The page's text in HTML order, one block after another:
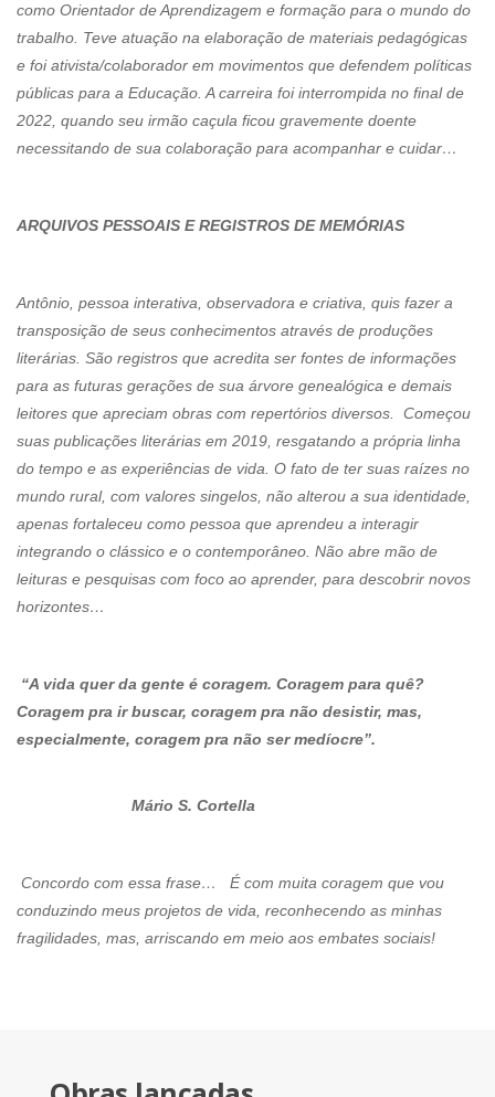
como Orientador de Aprendizagem e formação para o mundo do
trabalho. Teve atuação na elaboração de materiais pedagógicas
e foi ativista/colaborador em movimentos que defendem políticas
públicas para a Educação. A carreira foi interrompida no final de
2022, quando seu irmão caçula ficou gravemente doente
necessitando de sua colaboração para acompanhar e cuidar…
ARQUIVOS PESSOAIS E REGISTROS DE MEMÓRIAS
Antônio, pessoa interativa, observadora e criativa, quis fazer a
transposição de seus conhecimentos através de produções
literárias. São registros que acredita ser fontes de informações
para as futuras gerações de sua árvore genealógica e demais
leitores que apreciam obras com repertórios diversos. Começou
suas publicações literárias em 2019, resgatando a própria linha
do tempo e as experiências de vida. O fato de ter suas raízes no
mundo rural, com valores singelos, não alterou a sua identidade,
apenas fortaleceu como pessoa que aprendeu a interagir
integrando o clássico e o contemporâneo. Não abre mão de
leituras e pesquisas com foco ao aprender, para descobrir novos
horizontes…
“A vida quer da gente é coragem. Coragem para quê?
Coragem pra ir buscar, coragem pra não desistir, mas,
especialmente, coragem pra não ser medíocre”.
Mário S. Cortella
Concordo com essa frase… É com muita coragem que vou
conduzindo meus projetos de vida, reconhecendo as minhas
fragilidades, mas, arriscando em meio aos embates sociais!